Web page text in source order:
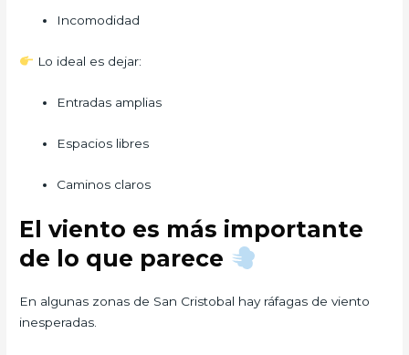
Incomodidad
Lo ideal es dejar:
Entradas amplias
Espacios libres
Caminos claros
El viento es más importante
de lo que parece
En algunas zonas de San Cristobal hay ráfagas de viento
inesperadas.